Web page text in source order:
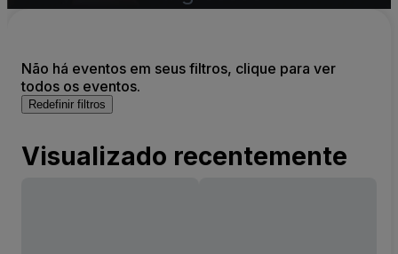
Não há eventos em seus filtros, clique para ver
todos os eventos.
Redefinir filtros
Visualizado recentemente